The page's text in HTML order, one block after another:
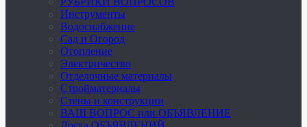
Инструменты
Водоснабжение
Сад и Огород
Отопление
Электричество
Отделочные материалы
Стройматериалы
Стены и конструкции
ВАШ ВОПРОС или ОБЪЯВЛЕНИЕ